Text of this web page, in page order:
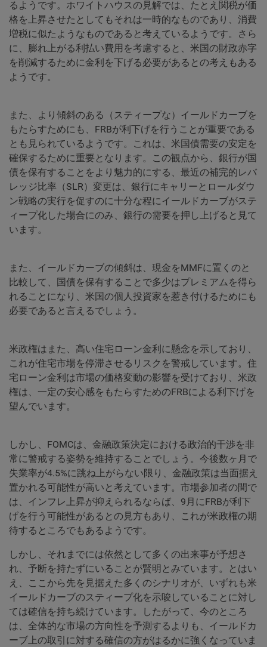
るようです。ホワイトハウスの見解では、たとえ関税が価
格を上昇させたとしてもそれは一時的なものであり、消費
増税に似たようなものであると考えているようです。さら
に、膨れ上がる利払い費用を考慮すると、米国の財政赤字
を削減するために金利を下げる必要があるとの考えもある
ようです。
また、より傾斜のある（スティープな）イールドカーブを
もたらすためにも、FRBが利下げを行うことが重要である
とも見られているようです。これは、米国債需要の安定を
確保するために重要となります。この観点から、銀行が国
債を保有することをより魅力的にする、最近の補完的レバ
レッジ比率（SLR）変更は、銀行にキャリーとロールダウ
ン戦略の実行を促すのに十分な程にイールドカーブがステ
ィープ化した場合にのみ、銀行の需要を押し上げると見て
います。
また、イールドカーブの傾斜は、現金をMMFに置くのと
比較して、国債を保有することで多少はプレミアムを得ら
れることになり、米国の個人投資家を惹き付けるためにも
必要であると言えるでしょう。
米政権はまた、高い住宅ローン金利に懸念を示しており、
これが住宅市場を停滞させるリスクを警戒しています。住
宅ローン金利は市場の価格変動の影響を受けており、米政
権は、一定の安心感をもたらすためのFRBによる利下げを
望んでいます。
しかし、FOMCは、金融政策決定における政治的干渉を非
常に警戒する姿勢を維持することでしょう。今後数ヶ月で
失業率が4.5%に跳ね上がらない限り、金融政策は当面据え
置かれる可能性が高いと考えています。市場参加者の間で
は、インフレ上昇が抑えられるならば、9月にFRBが利下
げを行う可能性があるとの見方もあり、これが米政権の期
待するところでもあるようです。
しかし、それまでには依然として多くの出来事が予想さ
れ、予断を持たずにいることが賢明とみています。とはい
え、ここから先を見据えた多くのシナリオが、いずれも米
イールドカーブのスティープ化を示唆していることに対し
ては確信を持ち続けています。したがって、今のところ
は、全体的な市場の方向性を予測するよりも、イールドカ
ーブ上の取引に対する確信の方がはるかに強くなっていま